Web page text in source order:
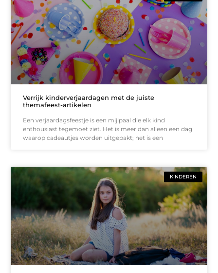
Verrijk kinderverjaardagen met de juiste
themafeest-artikelen
Een verjaardagsfeestje is een mijlpaal die elk kind
enthousiast tegemoet ziet. Het is meer dan alleen een dag
waarop cadeautjes worden uitgepakt; het is een
KINDEREN